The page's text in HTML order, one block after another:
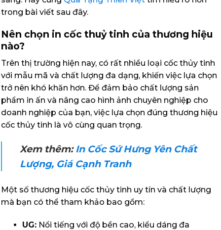
trong bài viết sau đây.
Nên chọn in cốc thuỷ tinh của thương hiệu
nào?
Trên thị trường hiện nay, có rất nhiều loại cốc thủy tinh
với mẫu mã và chất lượng đa dạng, khiến việc lựa chọn
trở nên khó khăn hơn. Để đảm bảo chất lượng sản
phẩm in ấn và nâng cao hình ảnh chuyên nghiệp cho
doanh nghiệp của bạn, việc lựa chọn đúng thương hiệu
cốc thủy tinh là vô cùng quan trọng.
Xem thêm: In Cốc Sứ Hưng Yên Chất
Lượng, Giá Cạnh Tranh
Một số thương hiệu cốc thủy tinh uy tín và chất lượng
mà bạn có thể tham khảo bao gồm:
UG:Nổi tiếng với độ bền cao, kiểu dáng đa